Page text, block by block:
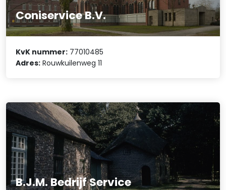
Coniservice B.V.
KvK nummer: 77010485
Adres: Rouwkuilenweg 11
B.J.M. Bedrijf Service